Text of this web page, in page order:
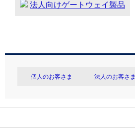
法人向けゲートウェイ製品
個人のお客さま 法人のお客さま